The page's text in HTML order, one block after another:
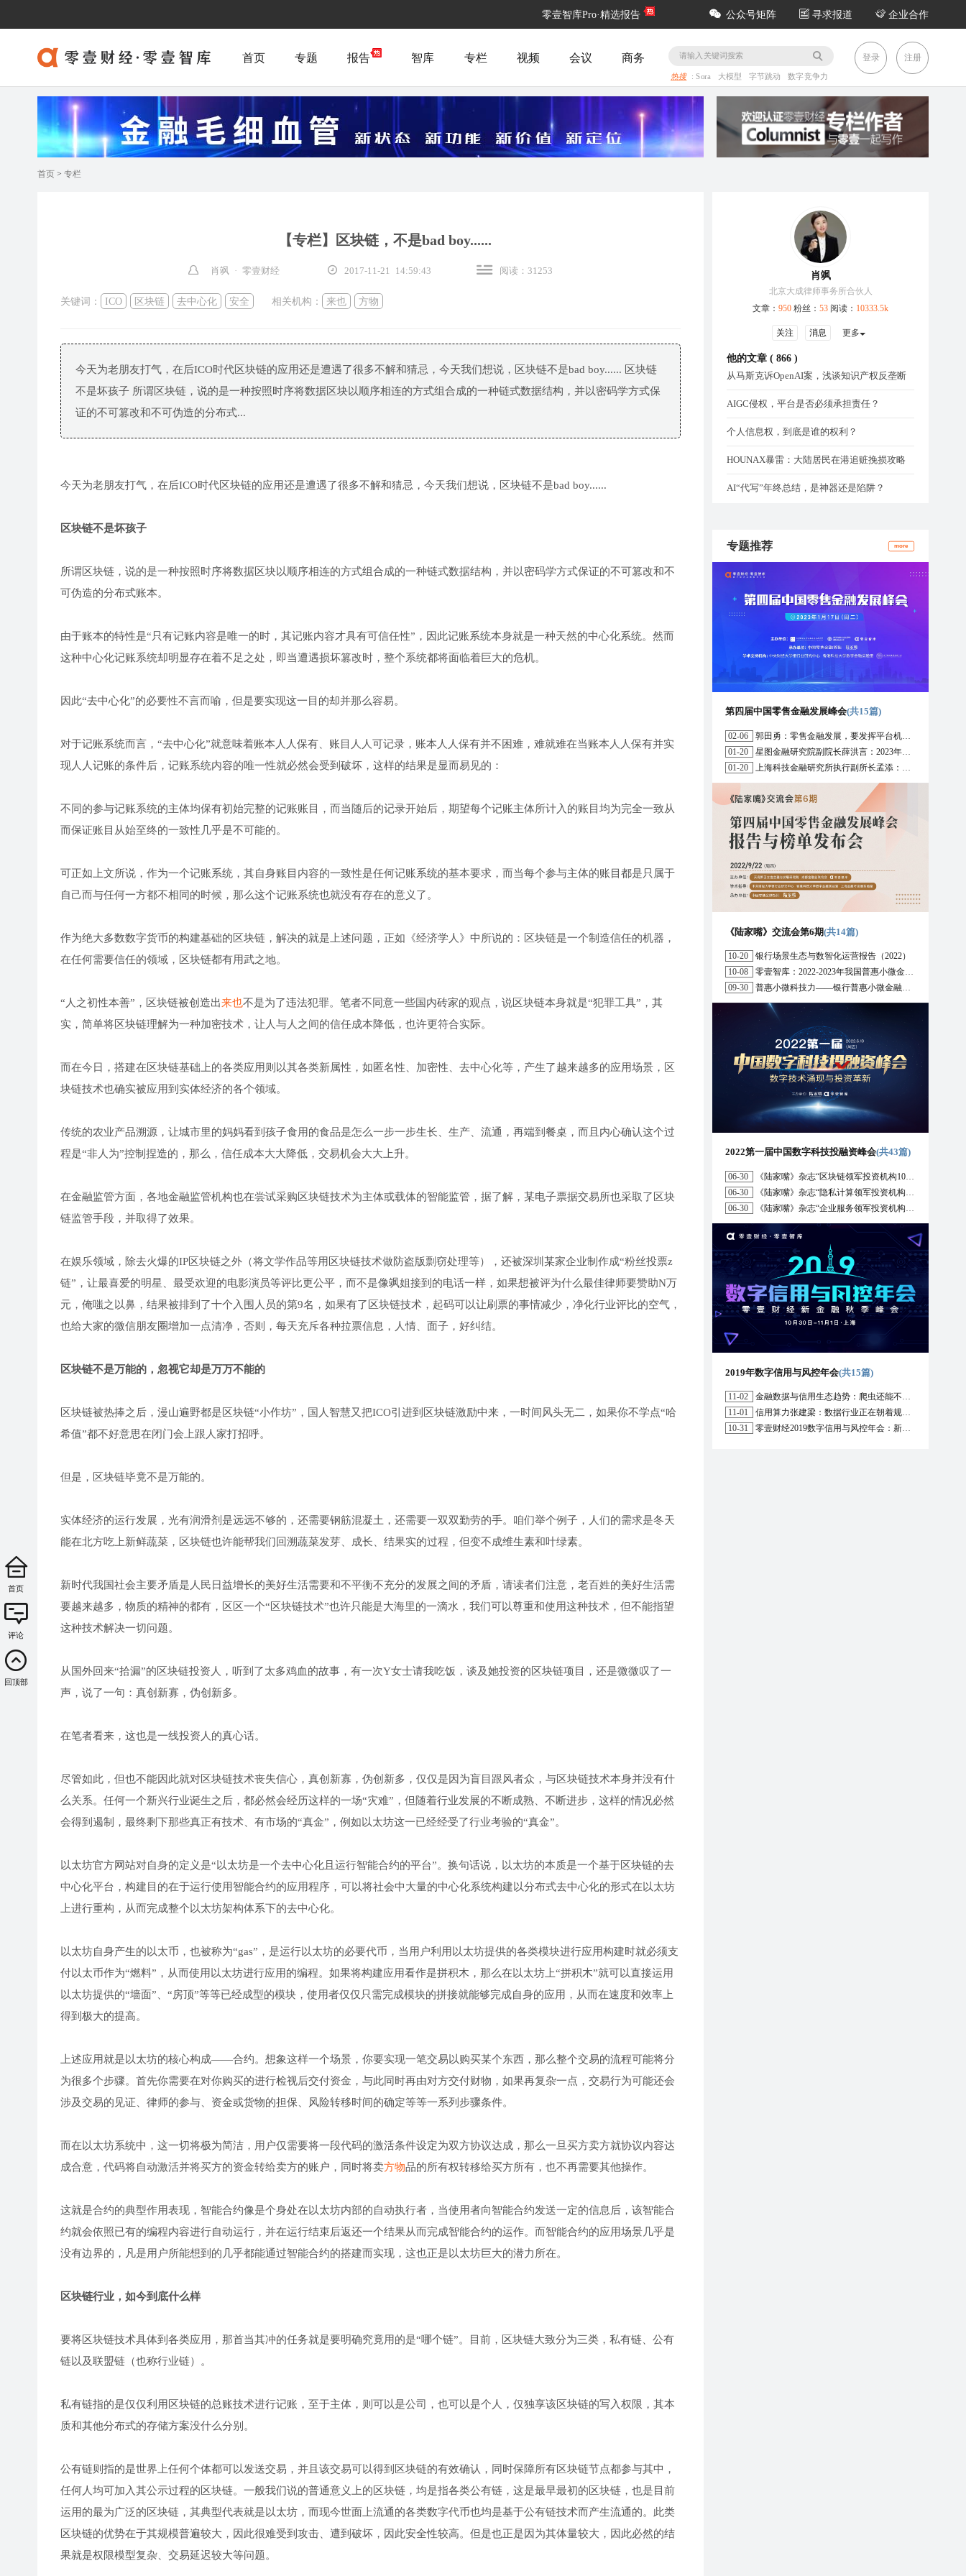
零壹智库Pro·精选报告 公众号矩阵 寻求报道 企业合作
首页 专题 报告 智库 专栏 视频 会议 商务
热搜 :Sora 大模型 字节跳动 数字竞争力
登录 注册
首页 > 专栏
【专栏】区块链，不是bad boy......
肖飒 · 零壹财经 2017-11-21 14:59:43 阅读：31253
关键词： ICO 区块链 去中心化 安全 相关机构： 来也 方物
今天为老朋友打气，在后ICO时代区块链的应用还是遭遇了很多不解和猜忌，今天我们想说，区块链不是bad boy...... 区块链
不是坏孩子 所谓区块链，说的是一种按照时序将数据区块以顺序相连的方式组合成的一种链式数据结构，并以密码学方式保
证的不可篡改和不可伪造的分布式...
今天为老朋友打气，在后ICO时代区块链的应用还是遭遇了很多不解和猜忌，今天我们想说，区块链不是bad boy......
区块链不是坏孩子
所谓区块链，说的是一种按照时序将数据区块以顺序相连的方式组合成的一种链式数据结构，并以密码学方式保证的不可篡改和不
可伪造的分布式账本。
由于账本的特性是“只有记账内容是唯一的时，其记账内容才具有可信任性”，因此记账系统本身就是一种天然的中心化系统。然而
这种中心化记账系统却明显存在着不足之处，即当遭遇损坏篡改时，整个系统都将面临着巨大的危机。
因此“去中心化”的必要性不言而喻，但是要实现这一目的却并那么容易。
对于记账系统而言，“去中心化”就意味着账本人人保有、账目人人可记录，账本人人保有并不困难，难就难在当账本人人保有并实
现人人记账的条件后，记账系统内容的唯一性就必然会受到破坏，这样的结果是显而易见的：
不同的参与记账系统的主体均保有初始完整的记账账目，而当随后的记录开始后，期望每个记账主体所计入的账目均为完全一致从
而保证账目从始至终的一致性几乎是不可能的。
可正如上文所说，作为一个记账系统，其自身账目内容的一致性是任何记账系统的基本要求，而当每个参与主体的账目都是只属于
自己而与任何一方都不相同的时候，那么这个记账系统也就没有存在的意义了。
作为绝大多数数字货币的构建基础的区块链，解决的就是上述问题，正如《经济学人》中所说的：区块链是一个制造信任的机器，
在任何需要信任的领域，区块链都有用武之地。
“人之初性本善”，区块链被创造出来也不是为了违法犯罪。笔者不同意一些国内砖家的观点，说区块链本身就是“犯罪工具”，其
实，简单将区块链理解为一种加密技术，让人与人之间的信任成本降低，也许更符合实际。
而在今日，搭建在区块链基础上的各类应用则以其各类新属性，如匿名性、加密性、去中心化等，产生了越来越多的应用场景，区
块链技术也确实被应用到实体经济的各个领域。
传统的农业产品溯源，让城市里的妈妈看到孩子食用的食品是怎么一步一步生长、生产、流通，再端到餐桌，而且内心确认这个过
程是“非人为”控制捏造的，那么，信任成本大大降低，交易机会大大上升。
在金融监管方面，各地金融监管机构也在尝试采购区块链技术为主体或载体的智能监管，据了解，某电子票据交易所也采取了区块
链监管手段，并取得了效果。
在娱乐领域，除去火爆的IP区块链之外（将文学作品等用区块链技术做防盗版剽窃处理等），还被深圳某家企业制作成“粉丝投票z
链”，让最喜爱的明星、最受欢迎的电影演员等评比更公平，而不是像飒姐接到的电话一样，如果想被评为什么最佳律师要赞助N万
元，俺嗤之以鼻，结果被排到了十个入围人员的第9名，如果有了区块链技术，起码可以让刷票的事情减少，净化行业评比的空气，
也给大家的微信朋友圈增加一点清净，否则，每天充斥各种拉票信息，人情、面子，好纠结。
区块链不是万能的，忽视它却是万万不能的
区块链被热捧之后，漫山遍野都是区块链“小作坊”，国人智慧又把ICO引进到区块链激励中来，一时间风头无二，如果你不学点“哈
希值”都不好意思在闭门会上跟人家打招呼。
但是，区块链毕竟不是万能的。
实体经济的运行发展，光有润滑剂是远远不够的，还需要钢筋混凝土，还需要一双双勤劳的手。咱们举个例子，人们的需求是冬天
能在北方吃上新鲜蔬菜，区块链也许能帮我们回溯蔬菜发芽、成长、结果实的过程，但变不成维生素和叶绿素。
新时代我国社会主要矛盾是人民日益增长的美好生活需要和不平衡不充分的发展之间的矛盾，请读者们注意，老百姓的美好生活需
要越来越多，物质的精神的都有，区区一个“区块链技术”也许只能是大海里的一滴水，我们可以尊重和使用这种技术，但不能指望
这种技术解决一切问题。
从国外回来“拾漏”的区块链投资人，听到了太多鸡血的故事，有一次Y女士请我吃饭，谈及她投资的区块链项目，还是微微叹了一
声，说了一句：真创新寡，伪创新多。
在笔者看来，这也是一线投资人的真心话。
尽管如此，但也不能因此就对区块链技术丧失信心，真创新寡，伪创新多，仅仅是因为盲目跟风者众，与区块链技术本身并没有什
么关系。任何一个新兴行业诞生之后，都必然会经历这样的一场“灾难”，但随着行业发展的不断成熟、不断进步，这样的情况必然
会得到遏制，最终剩下那些真正有技术、有市场的“真金”，例如以太坊这一已经经受了行业考验的“真金”。
以太坊官方网站对自身的定义是“以太坊是一个去中心化且运行智能合约的平台”。换句话说，以太坊的本质是一个基于区块链的去
中心化平台，构建目的在于运行使用智能合约的应用程序，可以将社会中大量的中心化系统构建以分布式去中心化的形式在以太坊
上进行重构，从而完成整个以太坊架构体系下的去中心化。
以太坊自身产生的以太币，也被称为“gas”，是运行以太坊的必要代币，当用户利用以太坊提供的各类模块进行应用构建时就必须支
付以太币作为“燃料”，从而使用以太坊进行应用的编程。如果将构建应用看作是拼积木，那么在以太坊上“拼积木”就可以直接运用
以太坊提供的“墙面”、“房顶”等等已经成型的模块，使用者仅仅只需完成模块的拼接就能够完成自身的应用，从而在速度和效率上
得到极大的提高。
上述应用就是以太坊的核心构成——合约。想象这样一个场景，你要实现一笔交易以购买某个东西，那么整个交易的流程可能将分
为很多个步骤。首先你需要在对你购买的进行检视后交付资金，与此同时再由对方交付财物，如果再复杂一点，交易行为可能还会
涉及交易的见证、律师的参与、资金或货物的担保、风险转移时间的确定等等一系列步骤条件。
而在以太坊系统中，这一切将极为简洁，用户仅需要将一段代码的激活条件设定为双方协议达成，那么一旦买方卖方就协议内容达
成合意，代码将自动激活并将买方的资金转给卖方的账户，同时将卖方物品的所有权转移给买方所有，也不再需要其他操作。
这就是合约的典型作用表现，智能合约像是个身处在以太坊内部的自动执行者，当使用者向智能合约发送一定的信息后，该智能合
约就会依照已有的编程内容进行自动运行，并在运行结束后返还一个结果从而完成智能合约的运作。而智能合约的应用场景几乎是
没有边界的，凡是用户所能想到的几乎都能通过智能合约的搭建而实现，这也正是以太坊巨大的潜力所在。
区块链行业，如今到底什么样
要将区块链技术具体到各类应用，那首当其冲的任务就是要明确究竟用的是“哪个链”。目前，区块链大致分为三类，私有链、公有
链以及联盟链（也称行业链）。
私有链指的是仅仅利用区块链的总账技术进行记账，至于主体，则可以是公司，也可以是个人，仅独享该区块链的写入权限，其本
质和其他分布式的存储方案没什么分别。
公有链则指的是世界上任何个体都可以发送交易，并且该交易可以得到区块链的有效确认，同时保障所有区块链节点都参与其中，
任何人均可加入其公示过程的区块链。一般我们说的普通意义上的区块链，均是指各类公有链，这是最早最初的区块链，也是目前
运用的最为广泛的区块链，其典型代表就是以太坊，而现今世面上流通的各类数字代币也均是基于公有链技术而产生流通的。此类
区块链的优势在于其规模普遍较大，因此很难受到攻击、遭到破坏，因此安全性较高。但是也正是因为其体量较大，因此必然的结
果就是权限模型复杂、交易延迟较大等问题。
肖飒
北京大成律师事务所合伙人
文章： 950 粉丝： 53 阅读： 10333.5k
关注 消息 更多
他的文章 ( 866 )
从马斯克诉OpenAI案，浅谈知识产权反垄断
AIGC侵权，平台是否必须承担责任？
个人信息权，到底是谁的权利？
HOUNAX暴雷：大陆居民在港追赃挽损攻略
AI“代写”年终总结，是神器还是陷阱？
专题推荐 more
第四届中国零售金融发展峰会(共15篇)
02-06
郭田勇：零售金融发展，要发挥平台机构的作用
01-20
星图金融研究院副院长薛洪言：2023年消费信贷或迎来新起点
01-20
上海科技金融研究所执行副所长孟添：开放银行与嵌入式金融为数字普惠金融带来更大发展空间
《陆家嘴》交流会第6期(共14篇)
10-20
银行场景生态与数智化运营报告（2022）
10-08
零壹智库：2022-2023年我国普惠小微金融十大趋势展望
09-30
普惠小微科技力——银行普惠小微金融战略与科技解决方案研究报告（2022）
2022第一届中国数字科技投融资峰会(共43篇)
06-30
《陆家嘴》杂志“区块链领军投资机构10强”榜单正式发布
06-30
《陆家嘴》杂志“隐私计算领军投资机构10强”榜单正式发布
06-30
《陆家嘴》杂志“企业服务领军投资机构10强”榜单正式发布
2019年数字信用与风控年会(共15篇)
11-02
金融数据与信用生态趋势：爬虫还能不能用？区块链能解决哪些问题？
11-01
信用算力张建梁：数据行业正在朝着规范化方向演进，数据确权是数据开放的前提
10-31
零壹财经2019数字信用与风控年会：新形势下行业的机遇与挑战
首页
评论
回顶部